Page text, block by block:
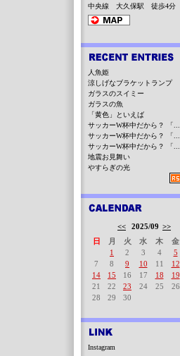
中央線 大久保駅 徒歩4分
人魚姫
涼しげなブラケットランプ
ガラスのスイミー
ガラスの魚
「黄色」といえば
サッカーW杯中だから？ 「...
サッカーW杯中だから？ 「...
サッカーW杯中だから？ 「...
地震お見舞い
やすらぎの光
<< 2025/09 >>
日
月 火 水 木 金
1
2 3 4 5
7
8 9 10 11 12
14
15 16 17 18 19
21
22 23 24 25 26
28
29 30
Instagram